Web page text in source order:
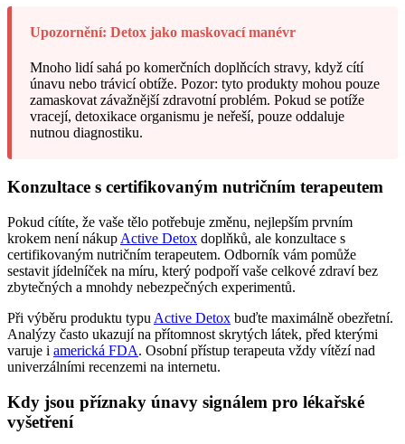
Upozornění: Detox jako maskovací manévr
Mnoho lidí sahá po komerčních doplňcích stravy, když cítí
únavu nebo trávicí obtíže. Pozor: tyto produkty mohou pouze
zamaskovat závažnější zdravotní problém. Pokud se potíže
vracejí, detoxikace organismu je neřeší, pouze oddaluje
nutnou diagnostiku.
Konzultace s certifikovaným nutričním terapeutem
Pokud cítíte, že vaše tělo potřebuje změnu, nejlepším prvním
krokem není nákup Active Detox doplňků, ale konzultace s
certifikovaným nutričním terapeutem. Odborník vám pomůže
sestavit jídelníček na míru, který podpoří vaše celkové zdraví bez
zbytečných a mnohdy nebezpečných experimentů.
Při výběru produktu typu Active Detox buďte maximálně obezřetní.
Analýzy často ukazují na přítomnost skrytých látek, před kterými
varuje i americká FDA. Osobní přístup terapeuta vždy vítězí nad
univerzálními recenzemi na internetu.
Kdy jsou příznaky únavy signálem pro lékařské
vyšetření